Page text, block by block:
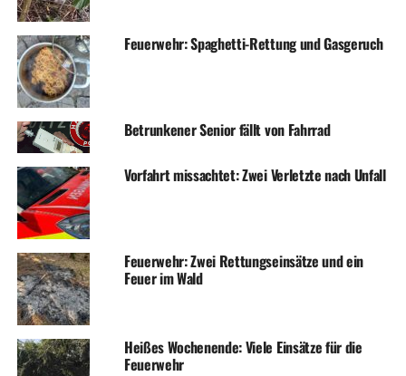
UP NEXT
Skater verletzt – Rettungshubschrauber im Einsatz
DON'T MISS
Der Hochsommer kommt mal wieder zu Besuch!
Feuerwehr: Spaghetti-Rettung und Gasgeruch
Betrunkener Senior fällt von Fahrrad
Vorfahrt missachtet: Zwei Verletzte nach Unfall
Feuerwehr: Zwei Rettungseinsätze und ein
Feuer im Wald
Heißes Wochenende: Viele Einsätze für die
Feuerwehr